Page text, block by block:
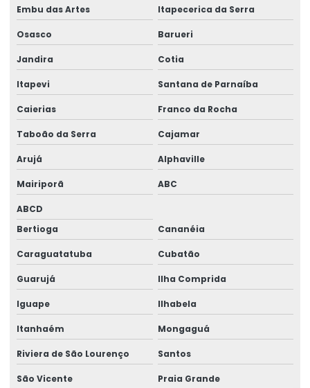
Empresa aduaneira
Empresa de aduaneiro
Empresa aérea importação
Empresa alfândega
Empresa de benefícios fiscais
Empresa de comércio exterior
Empresa de desembaraço aduaneiro
Empresa despachante de aduana
Empresa especialista em radar
Empresa de estudo tributário de benefícios fiscais na
importação
Empresa de ex tarifário
Embu das Artes Itapecerica da Serra
Osasco Barueri
Jandira Cotia
Itapevi Santana de Parnaíba
Caierias Franco da Rocha
Taboão da Serra Cajamar
Arujá Alphaville
Mairiporã ABC
ABCD
Bertioga
Cananéia
Caraguatatuba Cubatão
Guarujá Ilha Comprida
Iguape Ilhabela
Itanhaém Mongaguá
Riviera de São Lourenço Santos
São Vicente Praia Grande